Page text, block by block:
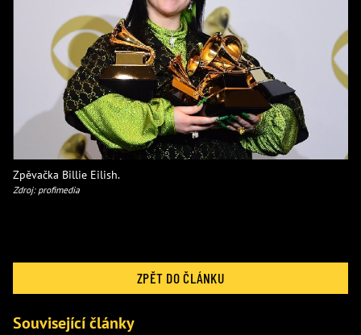
Zpěvačka Billie Eilish.
Zdroj: profimedia
ZPĚT DO ČLÁNKU
Související články